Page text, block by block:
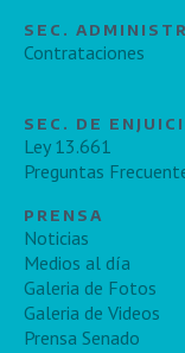
SEC.
Contrataciones
SEC. DE
Ley 13.661
Preguntas
PRENSA
Noticias
Medios al día
Galeria de Fotos
Galeria de Videos
Prensa Senado